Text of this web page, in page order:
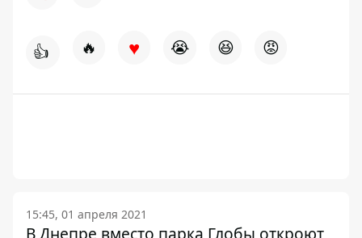
👍 🔥 ♥ 😭 😆 😡
15:45, 01 апреля 2021
В Днепре вместо парка Глобы откроют